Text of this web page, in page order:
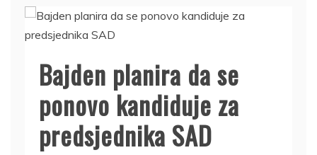
Bajden planira da se
ponovo kandiduje za
predsjednika SAD